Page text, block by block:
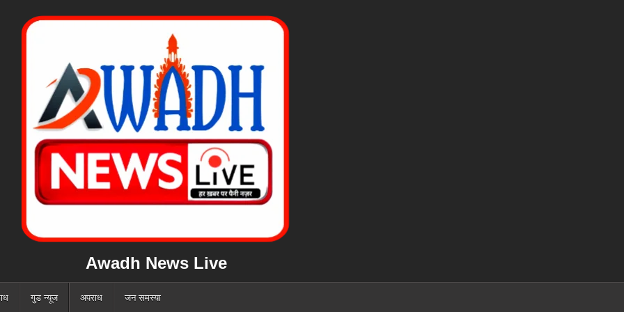
Awadh News Live
गुड न्यूज अपराध जन समस्या